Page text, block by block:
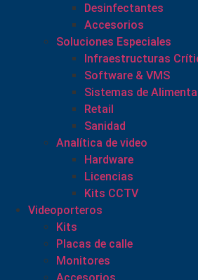
Desinfectantes
Accesorios
Soluciones Especiales
Infraestructuras
Software & VMS
Sistemas de
Retail
Sanidad
Analítica de video
Hardware
Licencias
Kits CCTV
Videoporteros
Kits
Placas de calle
Monitores